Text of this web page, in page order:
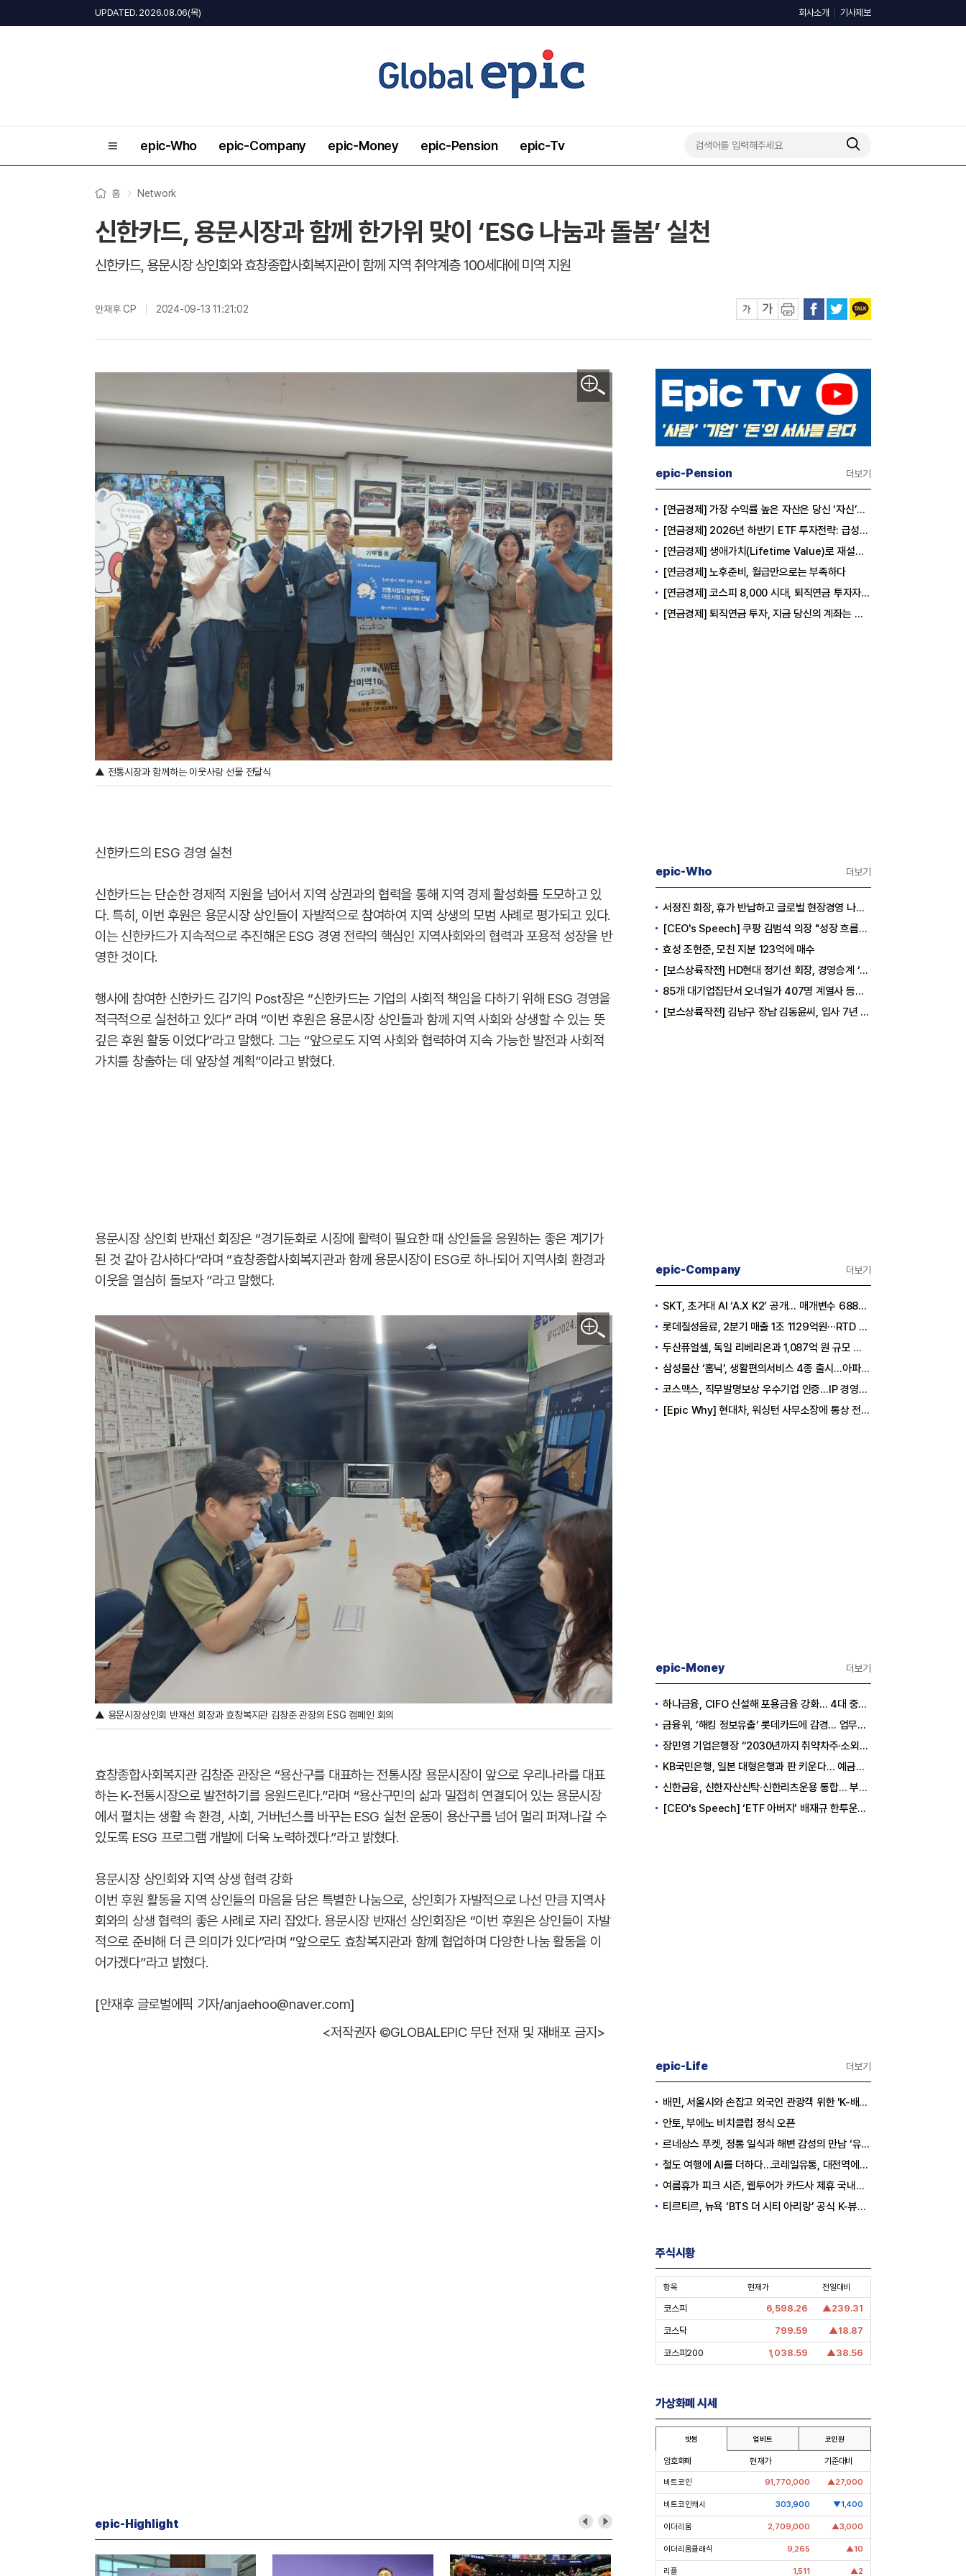
UPDATED. 2026.08.06(목) 회사소개 기사제보
epic-Who epic-Company epic-Money epic-Pension epic-Tv
홈 Network
신한카드, 용문시장과 함께 한가위 맞이 ‘ESG 나눔과 돌봄’ 실천
신한카드, 용문시장 상인회와 효창종합사회복지관이 함께 지역 취약계층 100세대에 미역 지원
안재후 CP 2024-09-13 11:21:02
▲ 전통시장과 함께하는 이웃사랑 선물 전달식
이미지 확대보기
신한카드의 ESG 경영 실천
신한카드는 단순한 경제적 지원을 넘어서 지역 상권과의 협력을 통해 지역 경제 활성화를 도모하고 있
다. 특히, 이번 후원은 용문시장 상인들이 자발적으로 참여하여 지역 상생의 모범 사례로 평가되고 있다.
이는 신한카드가 지속적으로 추진해온 ESG 경영 전략의 핵심인 지역사회와의 협력과 포용적 성장을 반
영한 것이다.
행사에 참여한 신한카드 김기익 Post장은 “신한카드는 기업의 사회적 책임을 다하기 위해 ESG 경영을
적극적으로 실천하고 있다” 라며 “이번 후원은 용문시장 상인들과 함께 지역 사회와 상생할 수 있는 뜻
깊은 후원 활동 이었다”라고 말했다. 그는 “앞으로도 지역 사회와 협력하여 지속 가능한 발전과 사회적
가치를 창출하는 데 앞장설 계획”이라고 밝혔다.
용문시장 상인회 반재선 회장은 “경기둔화로 시장에 활력이 필요한 때 상인들을 응원하는 좋은 계기가
된 것 같아 감사하다”라며 “효창종합사회복지관과 함께 용문시장이 ESG로 하나되어 지역사회 환경과
이웃을 열심히 돌보자 ”라고 말했다.
▲ 용문시장상인회 반재선 회장과 효창복지관 김창준 관장의 ESG 캠페인 회의
이미지 확대보기
효창종합사회복지관 김창준 관장은 “용산구를 대표하는 전통시장 용문시장이 앞으로 우리나라를 대표
하는 K-전통시장으로 발전하기를 응원드린다.”라며 “용산구민의 삶과 밀접히 연결되어 있는 용문시장
에서 펼치는 생활 속 환경, 사회, 거버넌스를 바꾸는 ESG 실천 운동이 용산구를 넘어 멀리 퍼져나갈 수
있도록 ESG 프로그램 개발에 더욱 노력하겠다.”라고 밝혔다.
용문시장 상인회와 지역 상생 협력 강화
이번 후원 활동을 지역 상인들의 마음을 담은 특별한 나눔으로, 상인회가 자발적으로 나선 만큼 지역사
회와의 상생 협력의 좋은 사례로 자리 잡았다. 용문시장 반재선 상인회장은 “이번 후원은 상인들이 자발
적으로 준비해 더 큰 의미가 있다”라며 “앞으로도 효창복지관과 함께 협업하며 다양한 나눔 활동을 이
어가겠다”라고 밝혔다.
[안재후 글로벌에픽 기자/anjaehoo@naver.com]
<저작권자 ©GLOBALEPIC 무단 전재 및 재배포 금지>
epic-Highlight
epic-Pension 더보기
[연금경제] 가장 수익률 높은 자산은 당신 ‘자신’이다
[연금경제] 2026년 하반기 ETF 투자전략: 급성장의 상반기를 접고, 이제 '실적'이 가르는 하반기를 맞다
[연금경제] 생애가치(Lifetime Value)로 재설계하는 은퇴 후 안정적 생활보장과 평생소득 전략
[연금경제] 노후준비, 월급만으로는 부족하다
[연금경제] 코스피 8,000 시대, 퇴직연금 투자자는 왜 지금 FOMO를 경계해야 하는가
[연금경제] 퇴직연금 투자, 지금 당신의 계좌는 어느 편인가?
epic-Who 더보기
서정진 회장, 휴가 반납하고 글로벌 현장경영 나선다
[CEO's Speech] 쿠팡 김범석 의장 "성장 흐름은 변하지 않았다"
효성 조현준, 모친 지분 123억에 매수
[보스상륙작전] HD현대 정기선 회장, 경영승계 ‘큰 걸음’
85개 대기업집단서 오너일가 407명 계열사 등기임원 등재
[보스상륙작전] 김남구 장남 김동윤씨, 입사 7년 만에 한투증권 임원 승진... '3세 경영' 행보
epic-Company 더보기
SKT, 초거대 AI ‘A.X K2’ 공개… 매개변수 6880억 개로 ‘일하는 AI’ 구현
롯데칠성음료, 2분기 매출 1조 1129억원···RTD 폭발적 성장으로 수익성 방어
두산퓨얼셀, 독일 리베리온과 1,087억 원 규모 연료전지 핵심부품 공급 계약
삼성물산 ‘홈닉’, 생활편의서비스 4종 출시…아파트 거주자 일상 편의성 강화
코스맥스, 직무발명보상 우수기업 인증…IP 경영으로 화장품 ODM 경쟁력 강화
[Epic Why] 현대차, 워싱턴 사무소장에 통상 전문 외교관 발탁 왜?
epic-Money 더보기
하나금융, CIFO 신설해 포용금융 강화… 4대 중심축 중심 상반기 목표 60% 달성
금융위, ‘해킹 정보유출’ 롯데카드에 감경... 업무정지 1.5개월
장민영 기업은행장 “2030년까지 취약차주·소외계층에 30조원 지원”
KB국민은행, 일본 대형은행과 판 키운다… 예금토큰으로 국가 간 결제 성공
신한금융, 신한자산신탁·신한리츠운용 통합… 부동산 금융 경쟁력 강화
[CEO's Speech] ‘ETF 아버지’ 배재규 한투운용 대표 “단일종목 레버리지, 자연사시켜야”
epic-Life 더보기
배민, 서울시와 손잡고 외국인 관광객 위한 'K-배달' 문화 개척
안토, 부에노 비치클럽 정식 오픈
르네상스 푸켓, 정통 일식과 해변 감성의 만남 ‘유나미’ 오픈
철도 여행에 AI를 더하다…코레일유통, 대전역에서 ‘AI 로컬동행’ 서비스 시작
여름휴가 피크 시즌, 웹투어가 카드사 제휴 국내선 캐시백으로 여행 경비 지원
티르티르, 뉴욕 ‘BTS 더 시티 아리랑’ 공식 K-뷰티 브랜드 참여
주식시황
항목 현재가 전일대비
코스피 6,598.26 ▲239.31
코스닥 799.59 ▲18.87
코스피200 1,038.59 ▲38.56
가상화폐 시세
빗썸 업비트 코인원
암호화폐 현재가 기준대비
비트코인 91,770,000 ▲27,000
비트코인캐시 303,900 ▼1,400
이더리움 2,709,000 ▲3,000
이더리움클래식 9,265 ▲10
리플 1,511 ▲2